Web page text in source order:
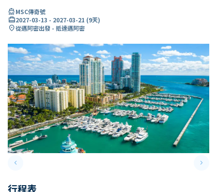
directions_boatMSC傳奇號
card_travel2027-03-13 - 2027-03-21 (9天)
location_on從邁阿密出發 - 抵達邁阿密
keyboard_arrow_leftPrevious slide keyboard_arrow_right
行程表